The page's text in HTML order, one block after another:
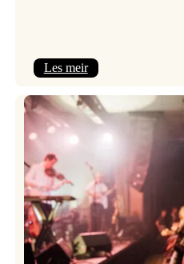
Les meir:
Jazz
søkjer